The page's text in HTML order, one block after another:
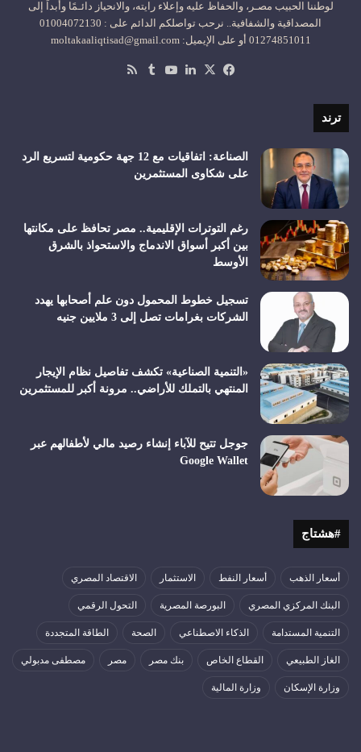
لوطننا الحبيب مصـر، والحفاظ عليه وإعلاء رايته، والانحياز دائـمًا وأبداً إلى
المصداقية والشفافية.. نرحب تواصلكم الدائم على : 01004072130
01274851011 أو على الإيميل: moltakaaliqtisad@gmail.com
فيسبوك
‫X لينكدإن‫YouTube
ترند
الصناعة: اتفاقيات مع 12 جهة حكومية لتسريع الرد
على شكاوى المستثمرين
رغم التوترات الإقليمية.. مصر تحافظ على مكانتها
بين أكبر أسواق الاندماج والاستحواذ بالشرق
الأوسط
تسجيل خطوط المحمول دون علم أصحابها يهدد
الشركات بغرامات تصل إلى 3 ملايين جنيه
«التنمية الصناعية» تكشف تفاصيل نظام الإيجار
المنتهي بالتملك للأراضي.. مرونة أكبر للمستثمرين
جوجل تتيح للآباء إنشاء رصيد مالي لأطفالهم عبر
Google Wallet
#هشتاج
أسعار الذهب أسعار النفط الاستثمار الاقتصاد المصري
البنك المركزي المصري البورصة المصرية التحول الرقمي
التنمية المستدامة الذكاء الاصطناعي الصحة الطاقة المتجددة
الغاز الطبيعي القطاع الخاص بنك مصر مصر مصطفى مدبولي
وزارة الإسكان وزارة المالية